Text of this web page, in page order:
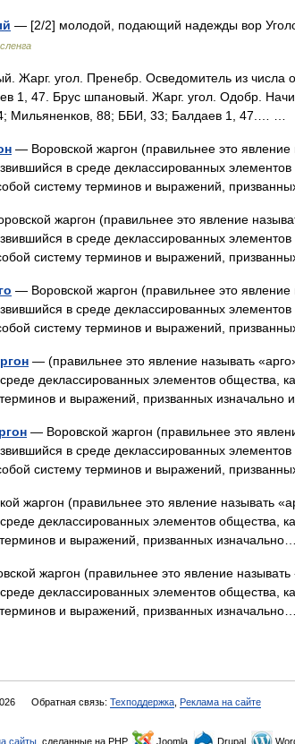
— [2/2] молодой, подающий надежды вор
Жарг. угол. Пренебр. Осведомитель из
1, 47. Брус шпановый. Жарг. угол. Одобр.
Мильяненков, 88; ББИ, 33; Балдаев 1, 47.… …
— Воровской жаргон (правильнее это
в среде деклассированных
систему терминов и выражений,
жаргон (правильнее это явление
в среде деклассированных
систему терминов и выражений,
— Воровской жаргон (правильнее это
в среде деклассированных
систему терминов и выражений,
— (правильнее это явление называть
деклассированных элементов общества,
и выражений, призванных
— Воровской жаргон (правильнее это
в среде деклассированных
систему терминов и выражений,
жаргон (правильнее это явление называть
деклассированных элементов общества,
и выражений, призванных
жаргон (правильнее это явление называть
деклассированных элементов общества,
и выражений, призванных
Обратная связь: Техподдержка Реклама на сайте
сайты , сделанные на PHP, Joomla, Drupal,